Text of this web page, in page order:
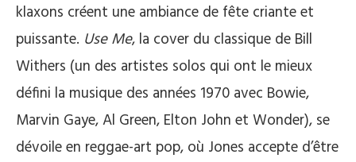
klaxons créent une ambiance de fête criante et
puissante. Use Me, la cover du classique de Bill
Withers (un des artistes solos qui ont le mieux
défini la musique des années 1970 avec Bowie,
Marvin Gaye, Al Green, Elton John et Wonder), se
dévoile en reggae-art pop, où Jones accepte d’être